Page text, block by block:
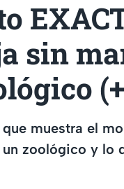
sin
muestra el
zoológico y lo